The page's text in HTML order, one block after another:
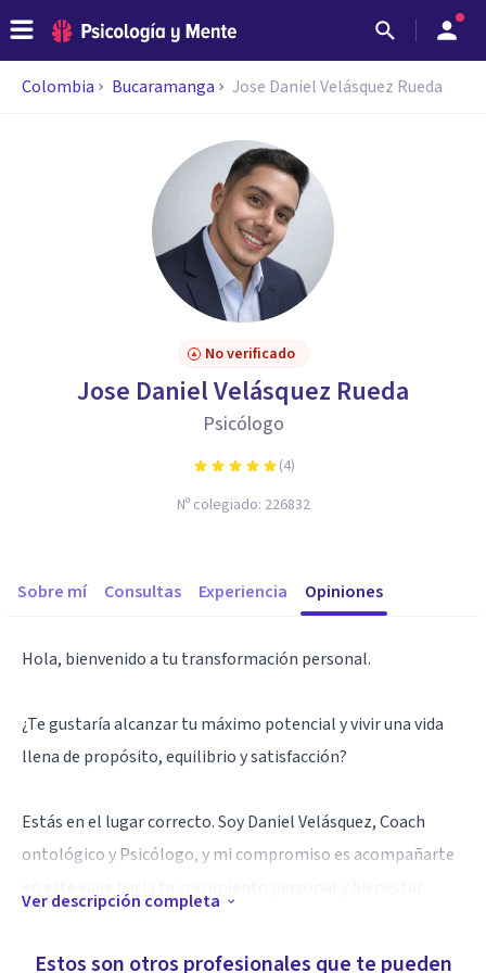
Colombia Bucaramanga Jose Daniel Velásquez Rueda
No verificado
Jose Daniel Velásquez Rueda
Psicólogo
(4)
Nº colegiado: 226832
Sobre mí Consultas Experiencia Opiniones
Hola, bienvenido a tu transformación personal.
¿Te gustaría alcanzar tu máximo potencial y vivir una vida
llena de propósito, equilibrio y satisfacción?
Estás en el lugar correcto. Soy Daniel Velásquez, Coach
ontológico y Psicólogo, y mi compromiso es acompañarte
enfrentaremos tus desafíos y construiremos el camino
Ver descripción completa
Estos son otros profesionales que te pueden